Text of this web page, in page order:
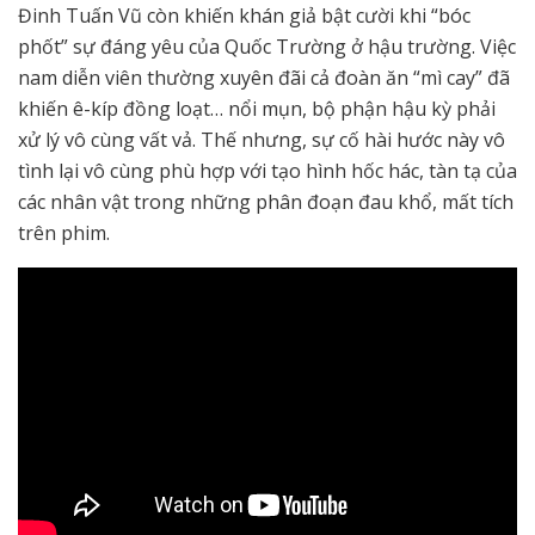
Đinh Tuấn Vũ còn khiến khán giả bật cười khi “bóc
phốt” sự đáng yêu của Quốc Trường ở hậu trường. Việc
nam diễn viên thường xuyên đãi cả đoàn ăn “mì cay” đã
khiến ê-kíp đồng loạt… nổi mụn, bộ phận hậu kỳ phải
xử lý vô cùng vất vả. Thế nhưng, sự cố hài hước này vô
tình lại vô cùng phù hợp với tạo hình hốc hác, tàn tạ của
các nhân vật trong những phân đoạn đau khổ, mất tích
trên phim.